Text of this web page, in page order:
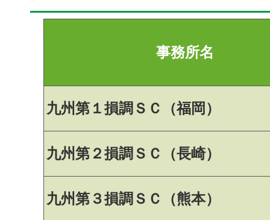
事務所名
九州第１損調ＳＣ（福岡）
九州第２損調ＳＣ（長崎）
九州第３損調ＳＣ（熊本）